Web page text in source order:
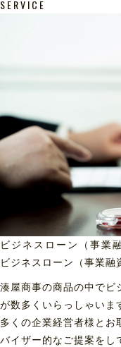
SERVICE
ビジネスローン（事業
ビジネスローン（事業融
湊屋商事の商品の中でビ
が数多くいらっしゃいま
多くの企業経営者様とお
バイザー的なご提案をし